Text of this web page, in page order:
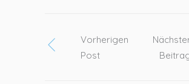
Vorherigen
Post